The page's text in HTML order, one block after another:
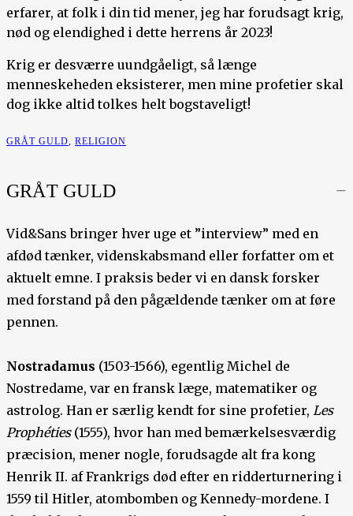
erfarer, at folk i din tid mener, jeg har forudsagt krig,
nød og elendighed i dette herrens år 2023!
Krig er desværre uundgåeligt, så længe
menneskeheden eksisterer, men mine profetier skal
dog ikke altid tolkes helt bogstaveligt!
GRÅT GULD RELIGION
GRÅT GULD
Vid&Sans bringer hver uge et ”interview” med en
afdød tænker, videnskabsmand eller forfatter om et
aktuelt emne. I praksis beder vi en dansk forsker
med forstand på den pågældende tænker om at føre
pennen.
Nostradamus (1503-1566), egentlig Michel de
Nostredame, var en fransk læge, matematiker og
astrolog. Han er særlig kendt for sine profetier, Les
Prophéties(1555), hvor han med bemærkelsesværdig
præcision, mener nogle, forudsagde alt fra kong
Henrik II. af Frankrigs død efter en ridderturnering i
1559 til Hitler, atombomben og Kennedy-mordene. I